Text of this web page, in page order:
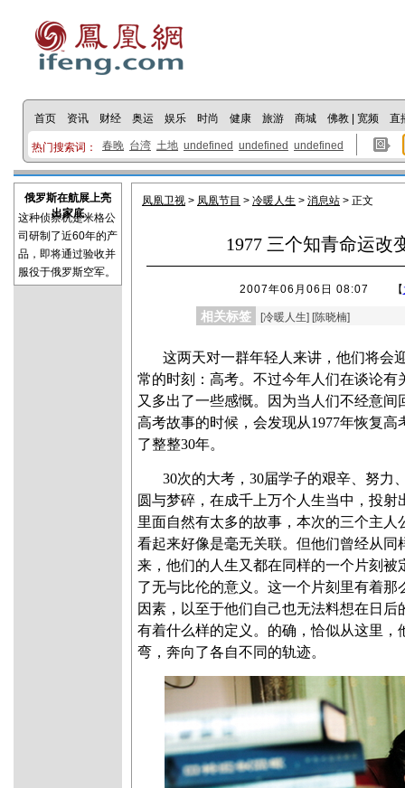
首页 资讯 财经 奥运 娱乐 时尚 健康 旅游 商城 佛教 宽频 直
热门搜索词： 春晚 台湾 土地 undefined undefined undefined
俄罗斯在航展上亮
出家底
这种侦察机是米格公
司研制了近60年的产
品，即将通过验收并
服役于俄罗斯空军。
凤凰卫视 > 凤凰节目 > 冷暖人生 > 消息站 > 正文
1977 三个知青命运改
2007年06月06日 08:07 【
相关标签 [冷暖人生] [陈晓楠]
这两天对一群年轻人来讲，他们将会
常的时刻：高考。不过今年人们在谈论有
又多出了一些感慨。因为当人们不经意间
高考故事的时候，会发现从1977年恢复
了整整30年。
30次的大考，30届学子的艰辛、努
圆与梦碎，在成千上万个人生当中，投射
里面自然有太多的故事，本次的三个主人
看起来好像是毫无关联。但他们曾经从同
来，他们的人生又都在同样的一个片刻被
了无与比伦的意义。这一个片刻里有着那
因素，以至于他们自己也无法料想在日后
有着什么样的定义。的确，恰似从这里，
弯，奔向了各自不同的轨迹。